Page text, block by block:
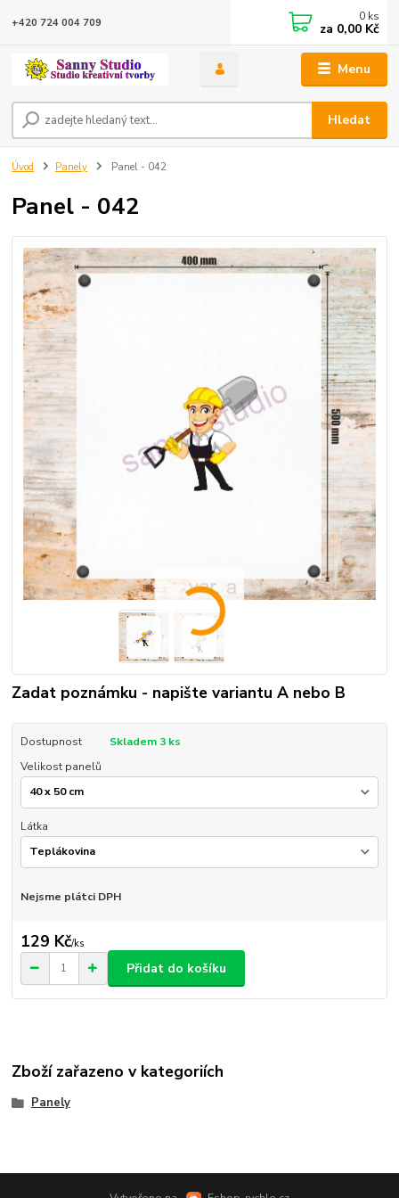
Menu
Hledat
+420 724 004 709 0 ks
za 0,00 Kč
Úvod Panely Panel - 042
Panel - 042
Zadat poznámku - napište variantu A nebo B
Dostupnost
Skladem 3 ks
Velikost panelů
Látka
Nejsme plátci DPH
129 Kč/ks
Přidat do košíku
Zboží zařazeno v kategoriích
Panely